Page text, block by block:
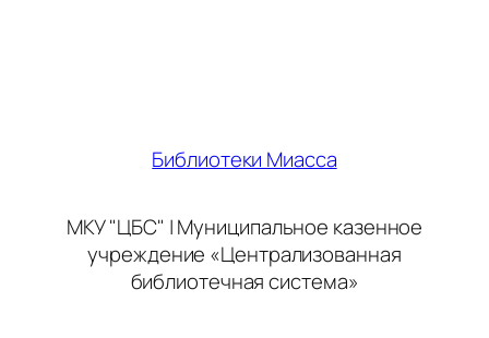
Библиотеки Миасса
МКУ "ЦБС" | Муниципальное казенное
учреждение «Централизованная
библиотечная система»